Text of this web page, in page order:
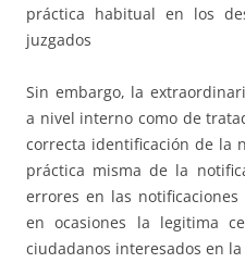
práctica habitual en los
juzgados
Sin embargo, la
a nivel interno como de
correcta identificación de la
práctica misma de la
errores en las
en ocasiones la legitima
ciudadanos interesados en